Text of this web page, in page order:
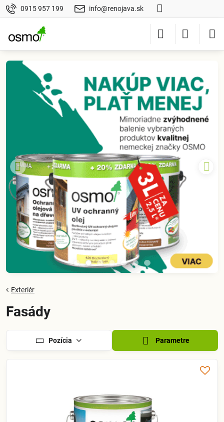
0915 957 199 info@renojava.sk
Exteriér
Fasády
Pozícia Parametre